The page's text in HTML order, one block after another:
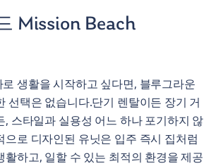
Mission Beach
생활을 시작하고 싶다면, 블루그라운
선택은 없습니다.단기 렌탈이든 장기 거
, 스타일과 실용성 어느 하나 포기하지 않
으로 디자인된 유닛은 입주 즉시 집처럼
활하고, 일할 수 있는 최적의 환경을 제공